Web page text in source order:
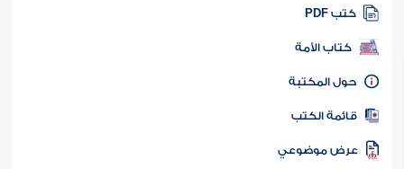
كتب PDF
كتاب الأمة
المكتبة
الكتب